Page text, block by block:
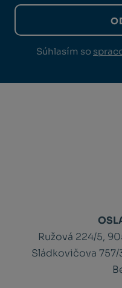
Súhlasím so
Ružová 224/5,
Sládkovičova 757/